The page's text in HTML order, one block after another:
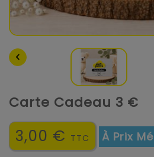

Carte Cadeau 3 €
3,00 € TTC À Prix